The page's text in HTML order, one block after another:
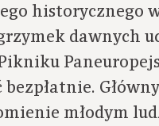
historycznego
dawnych
bezpłatnie.
młodym